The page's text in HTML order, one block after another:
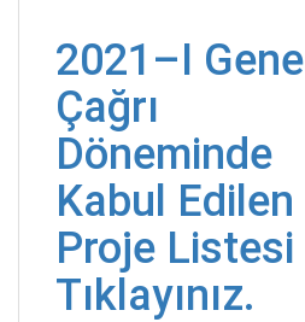
2021–I Genel
Çağrı
Döneminde
Kabul Edilen
Proje Listesi
Tıklayınız.